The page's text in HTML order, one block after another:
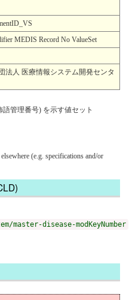
MEDIS Record No ValueSet
法人 医療情報システム開発センタ
管理番号) を示す値セット
(e.g. specifications and/or
master-disease-modKeyNumber